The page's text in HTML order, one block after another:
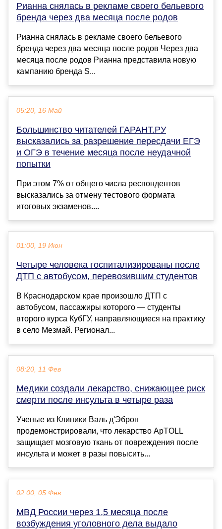
Рианна снялась в рекламе своего бельевого
бренда через два месяца после родов
Рианна снялась в рекламе своего бельевого
бренда через два месяца после родов Через два
месяца после родов Рианна представила новую
кампанию бренда S...
05:20, 16 Май
Большинство читателей ГАРАНТ.РУ
высказались за разрешение пересдачи ЕГЭ
и ОГЭ в течение месяца после неудачной
попытки
При этом 7% от общего числа респондентов
высказались за отмену тестового формата
итоговых экзаменов....
01:00, 19 Июн
Четыре человека госпитализированы после
ДТП с автобусом, перевозившим студентов
В Краснодарском крае произошло ДТП с
автобусом, пассажиры которого — студенты
второго курса КубГУ, направляющиеся на практику
в село Мезмай. Регионал...
08:20, 11 Фев
Медики создали лекарство, снижающее риск
смерти после инсульта в четыре раза
Ученые из Клиники Валь д'Эброн
продемонстрировали, что лекарство ApTOLL
защищает мозговую ткань от повреждения после
инсульта и может в разы повысить...
02:00, 05 Фев
МВД России через 1,5 месяца после
возбуждения уголовного дела выдало